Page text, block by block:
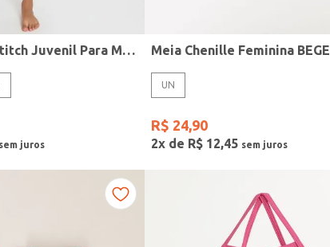
Pijama Curto Stitch Juvenil Para Menina - SALMAO/AZUL Meia Chenille Feminina BEGE
UN
R$ 24,90
2x de R$ 12,45